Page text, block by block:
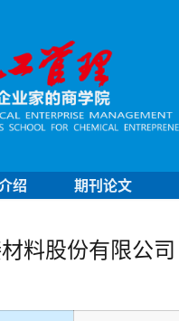
绍 期刊论文
料股份有限公司